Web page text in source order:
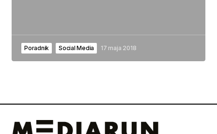
Poradnik Social Media 17 maja 2018